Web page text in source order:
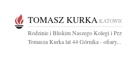
TOMASZ KURKA
Rodzinie i Bliskim Naszego Kolegi i
Tomasza Kurka lat 44 Górnika - ofiary...